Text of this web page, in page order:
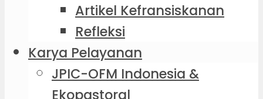
Artikel Kefransiskanan
Refleksi
Karya Pelayanan
JPIC-OFM Indonesia &
Ekopastoral